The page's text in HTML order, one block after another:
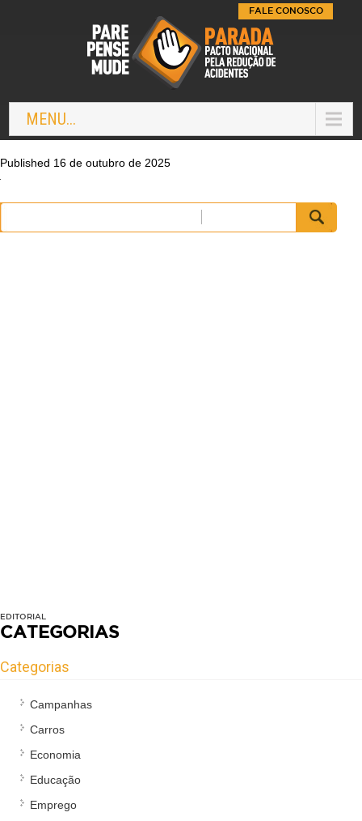
MENU...
FALE CONOSCO
Published 16 de outubro de 2025
Pesquisar
por:
EDITORIAL
CATEGORIAS
Categorias
Campanhas
Carros
Economia
Educação
Emprego